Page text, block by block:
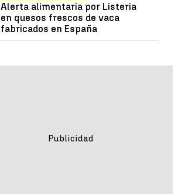
Alerta alimentaria por Listeria
en quesos frescos de vaca
fabricados en España